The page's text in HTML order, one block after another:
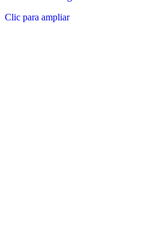
Clic para ampliar